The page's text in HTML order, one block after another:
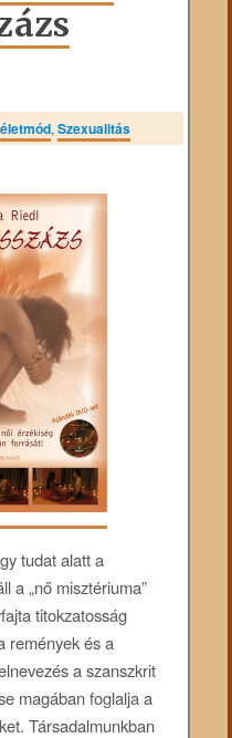
,Szexualitás
tudat alatt a
a „nő misztériuma”
titokzatosság
remények és a
a szanszkrit
magában foglalja a
Társadalmunkban